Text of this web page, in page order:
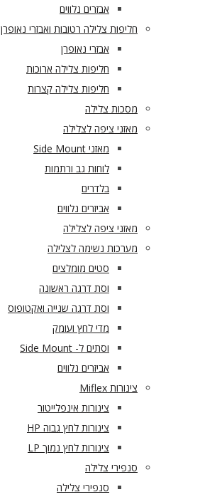
אבזרים נלווים
חליפות צלילה רטובות ואבזרי נאופרן
אבזרי נאופרן
חליפות צלילה ארוכות
חליפות צלילה קצרות
מסכות צלילה
מאזני ציפה לצלילה
מאזני Side Mount
לוחות גב ורתמות
בלדרים
אביזרים נלווים
מאזני ציפה לצלילה
מערכות נשימה לצלילה
סטים מומלצים
וסת דרגה ראשונה
וסת דרגה שנייה ואקטופוס
מדי לחץ ועומק
וסתים ל- Side Mount
אביזרים נלווים
צינורות Miflex
צינורות אינפלייטור
צינורות לחץ גבוה HP
צינורות לחץ נמוך LP
סנפירי צלילה
סנפירי צלילה